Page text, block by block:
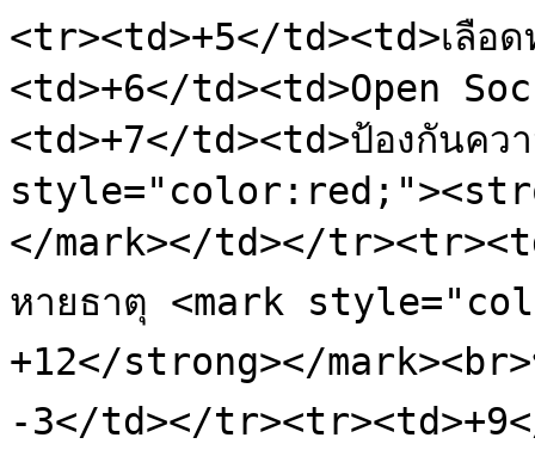
<tr><td>+5</td><td>เลือ
<td>+6</td><td>Open
<td>+7</td><td>ป้องกันคว
</mark></td></
หายธาตุ <mark
+12</strong></mark><br>
-3</td></tr><tr><td>+9</